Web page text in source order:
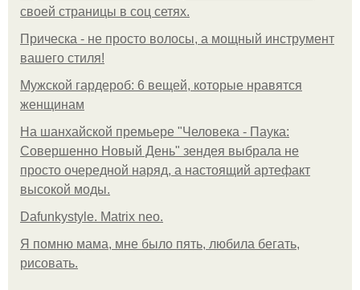
своей страницы в соц сетях.
Прическа - не просто волосы, а мощный инструмент
вашего стиля!
Мужской гардероб: 6 вещей, которые нравятся
женщинам
На шанхайской премьере "Человека - Паука:
Совершенно Новый День" зендея выбрала не
просто очередной наряд, а настоящий артефакт
высокой моды.
Dafunkystyle. Matrix neo.
Я помню мама, мне было пять, любила бегать,
рисовать.